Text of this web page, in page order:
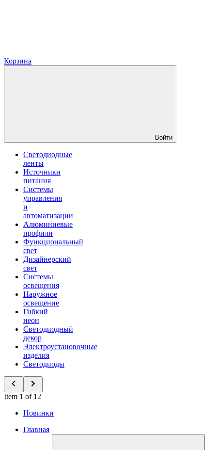
Корзина
Войти
Светодиодные
ленты
Источники
питания
Системы
управления
и
автоматизации
Алюминиевые
профили
Функциональный
свет
Дизайнерский
свет
Системы
освещения
Наружное
освещение
Гибкий
неон
Светодиодный
декор
Электроустановочные
изделия
Светодиоды
Item 1 of 12
Новинки
Главная